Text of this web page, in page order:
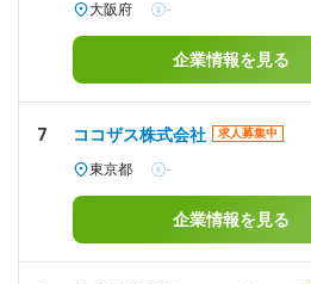
大阪府 -
企業情報を見る
7 ココザス株式会社 求人募集中
東京都 -
企業情報を見る